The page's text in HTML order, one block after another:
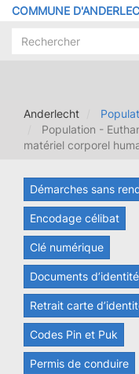
Aller
contenu
COMMUNE
Anderlecht
Population -
matériel corporel
Démarches sans
Encodage célibat
Clé numérique
Documents d’identité
Retrait carte
Codes Pin et Puk
Permis de conduire